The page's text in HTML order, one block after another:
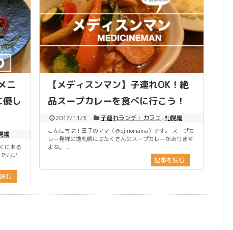
ニ
し
編
にある
おい
む
【メディスンマン】子連れOK！絶
品スープカレーを食べに行こう！
2017/11/3 子連れランチ・カフェ,札幌編
こんにちは！王子のママ（＠ojinomama）です。 スープカ
レー発祥の地札幌にはたくさんのスープカレーがあります
よね。 ...
記事を読む